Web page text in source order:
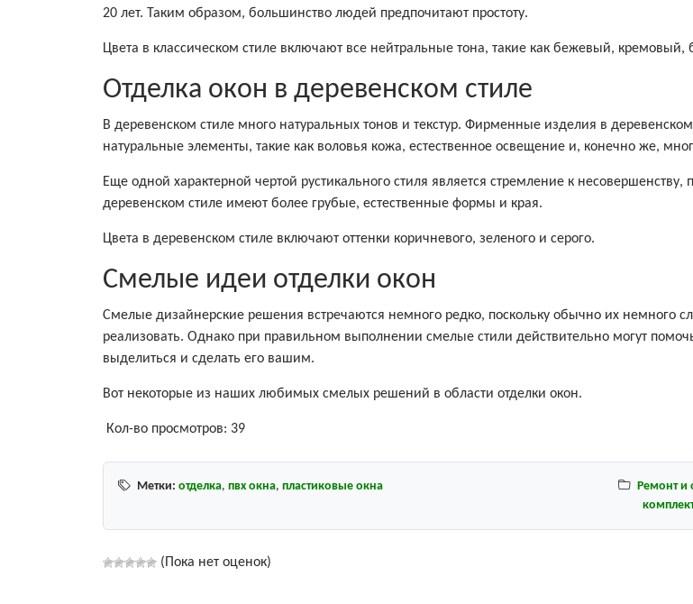
20 лет. Таким образом, большинство людей предпочитают простоту.
Цвета в классическом стиле включают все нейтральные тона, такие как бежевый,
Отделка окон в деревенском стиле
В деревенском стиле много натуральных тонов и текстур. Фирменные изделия в
натуральные элементы, такие как воловья кожа, естественное освещение и, конечно же,
Еще одной характерной чертой рустикального стиля является стремление к несовершенству,
деревенском стиле имеют более грубые, естественные формы и края.
Цвета в деревенском стиле включают оттенки коричневого, зеленого и серого.
Смелые идеи отделки окон
Смелые дизайнерские решения встречаются немного редко, поскольку обычно их немного
реализовать. Однако при правильном выполнении смелые стили действительно могут
выделиться и сделать его вашим.
Вот некоторые из наших любимых смелых решений в области отделки окон.
Кол-во просмотров: 39
Метки: отделка, пвх окна, пластиковые окна Ремонт и
(Пока нет оценок)